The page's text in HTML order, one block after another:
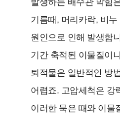
기름때, 머리카락, 비
원인으로 인해 발생합
기간 축적된 이물질이
퇴적물은 일반적인 방
어렵죠. 고압세척은 강
이러한 묵은 때와 이물